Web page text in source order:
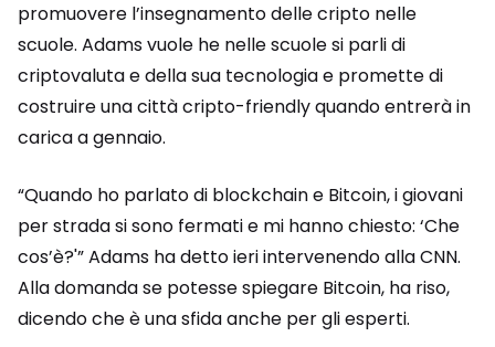
promuovere l’insegnamento delle cripto nelle
scuole. Adams vuole he nelle scuole si parli di
criptovaluta e della sua tecnologia e promette di
costruire una città cripto-friendly quando entrerà in
carica a gennaio.
“Quando ho parlato di blockchain e Bitcoin, i giovani
per strada si sono fermati e mi hanno chiesto: ‘Che
cos’è?'” Adams ha detto ieri intervenendo alla CNN.
Alla domanda se potesse spiegare Bitcoin, ha riso,
dicendo che è una sfida anche per gli esperti.